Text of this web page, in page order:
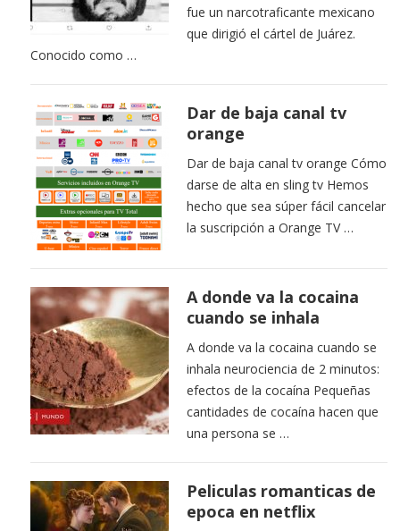
fue un narcotraficante mexicano
que dirigió el cártel de Juárez.
Conocido como …
Dar de baja canal tv
orange
Dar de baja canal tv orange Cómo
darse de alta en sling tv Hemos
hecho que sea súper fácil cancelar
la suscripción a Orange TV …
A donde va la cocaina
cuando se inhala
A donde va la cocaina cuando se
inhala neurociencia de 2 minutos:
efectos de la cocaína Pequeñas
cantidades de cocaína hacen que
una persona se …
Peliculas romanticas de
epoca en netflix